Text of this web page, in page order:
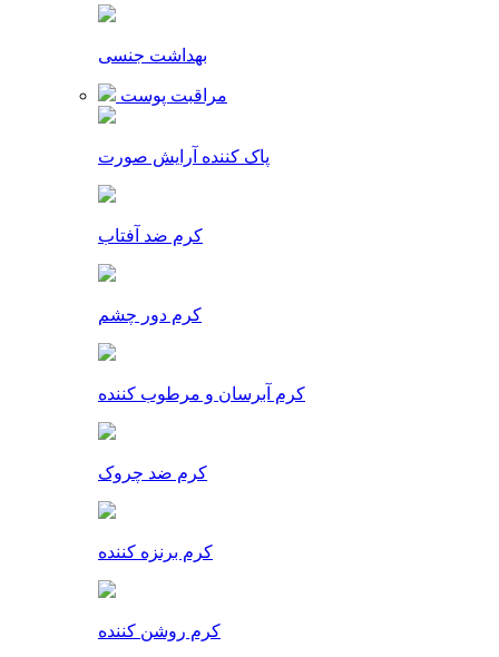
بهداشت جنسی
مراقبت پوست
پاک کننده آرایش صورت
کرم ضد آفتاب
کرم دور چشم
کرم آبرسان و مرطوب کننده
کرم ضد چروک
کرم برنزه کننده
کرم روشن کننده